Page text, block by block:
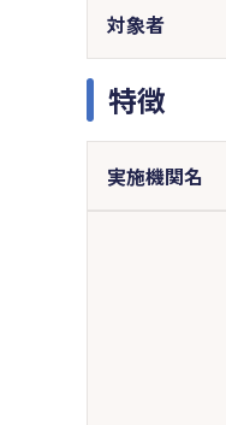
対象者
特徴
実施機関名